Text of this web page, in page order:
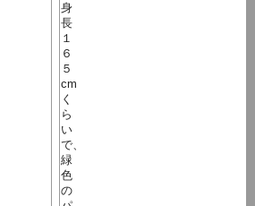
身
長
１
６
５
cm
く
ら
い
で、
緑
色
の